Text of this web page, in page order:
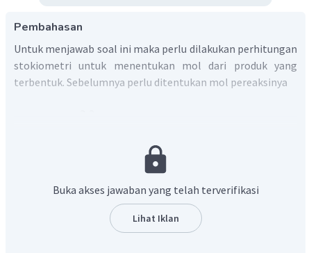
Pembahasan
Untuk menjawab soal ini maka perlu dilakukan perhitungan
stokiometri untuk menentukan mol dari produk yang
terbentuk. Sebelumnya perlu ditentukan mol pereaksinya
Buka akses jawaban yang telah terverifikasi
Lihat Iklan